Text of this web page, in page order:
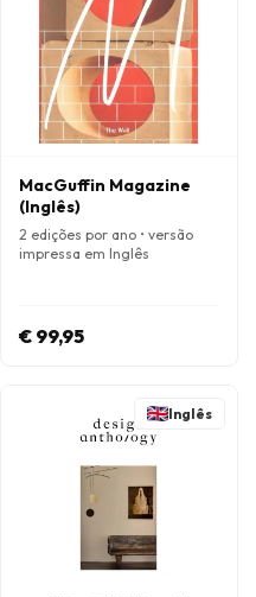
MacGuffin Magazine
(Inglês)
2 edições por ano • versão
impressa em Inglês
€ 99,95
Inglês